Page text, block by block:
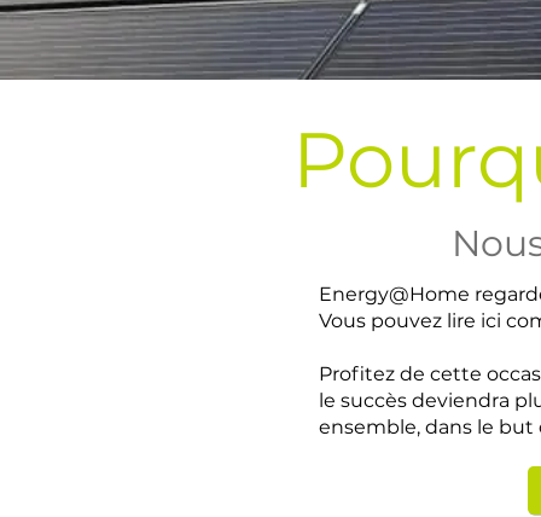
Energy@Home
Vous pouvez lire ici
Profitez de cette
le succès deviendra
ensemble, dans le but